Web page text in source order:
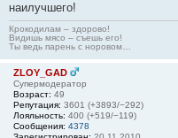
наилучшего!
Крокодилам – здорово!
Видишь мясо – съешь его!
Ты ведь парень с норовом…
ZLOY_GAD
Супермодератор
Возраст: 49
Репутация: 3601 (+3893/−292)
Лояльность: 400 (+519/−119)
Сообщения: 4378